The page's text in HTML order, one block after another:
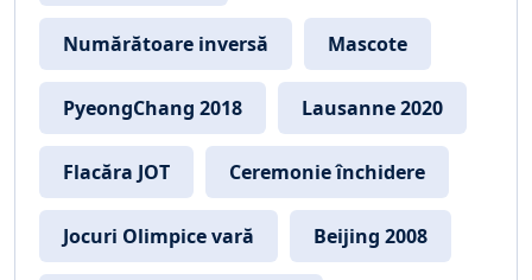
Numărătoare inversă Mascote
PyeongChang 2018 Lausanne 2020
Flacăra JOT Ceremonie închidere
Jocuri Olimpice vară Beijing 2008